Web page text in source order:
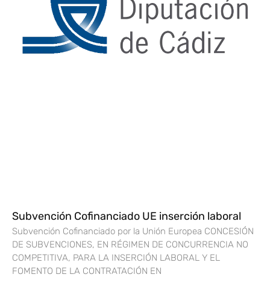
Subvención Cofinanciado UE inserción laboral
Subvención Cofinanciado por la Unión Europea CONCESIÓN
DE SUBVENCIONES, EN RÉGIMEN DE CONCURRENCIA NO
COMPETITIVA, PARA LA INSERCIÓN LABORAL Y EL
FOMENTO DE LA CONTRATACIÓN EN